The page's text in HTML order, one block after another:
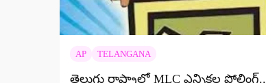
AP TELANGANA
తెలుగు రాష్ట్రాల్లో MLC ఎన్నికల పోలింగ్‌..